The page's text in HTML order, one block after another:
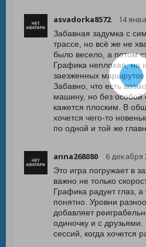
asvadorka8572 14
Забавная задумка с
трассе, но всё же не
было весело, а потом
Графика неплохая, но
заезженных маршрутов
Забавно, что есть
машину, но без особой
кажется плоским. В
хочется чего-то
по одной и той же
anna268080 6 декабря
Это игра погружает в
важно не только
Графика радует глаз,
понятно. Уровни
добавляет
одиночку и с
сессий, когда хочется